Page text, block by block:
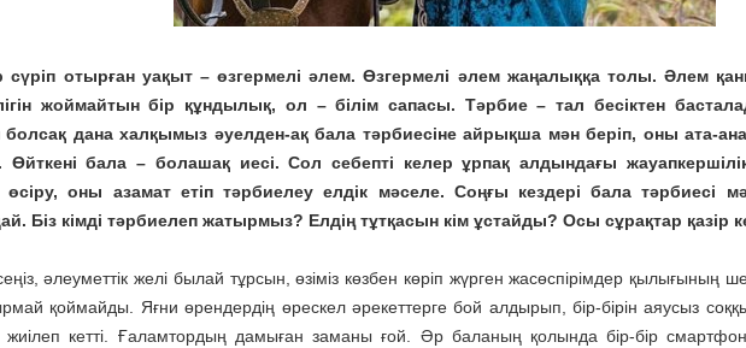
сүріп отырған уақыт – өзгермелі әлем. Өзгермелі әлем жаңалыққа толы. Әлем
жоймайтын бір құндылық, ол – білім сапасы. Тәрбие – тал бесіктен
болсақ дана халқымыз әуелден-ақ бала тәрбиесіне айрықша мән беріп, оны ата-
Өйткені бала – болашақ иесі. Сол себепті келер ұрпақ алдындағы
оны азамат етіп тәрбиелеу елдік мәселе. Соңғы кездері бала тәрбиесі
Біз кімді тәрбиелеп жатырмыз? Елдің тұтқасын кім ұстайды? Осы сұрақтар қазір
әлеуметтік желі былай тұрсын, өзіміз көзбен көріп жүрген жасөспірімдер қылығының
қоймайды. Яғни өрендердің өрескел әрекеттерге бой алдырып, бір-бірін аяусыз
жиілеп кетті. Ғаламтордың дамыған заманы ғой. Әр баланың қолында бір-бір